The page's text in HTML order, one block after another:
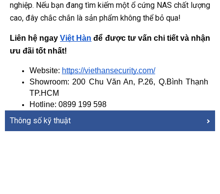
nghiệp. Nếu bạn đang tìm kiếm một ổ cứng NAS chất lượng
cao, đây chắc chắn là sản phẩm không thể bỏ qua!
Liên hệ ngay Việt Hàn để được tư vấn chi tiết và nhận
ưu đãi tốt nhất!
Website: https://viethansecurity.com/
Showroom: 200 Chu Văn An, P.26, Q.Bình Thạnh
TP.HCM
Hotline: 0899 199 598
Thông số kỹ thuật